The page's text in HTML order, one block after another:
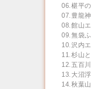
06.椹平
07.豊龍
08.館山
09.無袋
10.沢内
11.杉山
12.五百
13.大沼
14.秋葉